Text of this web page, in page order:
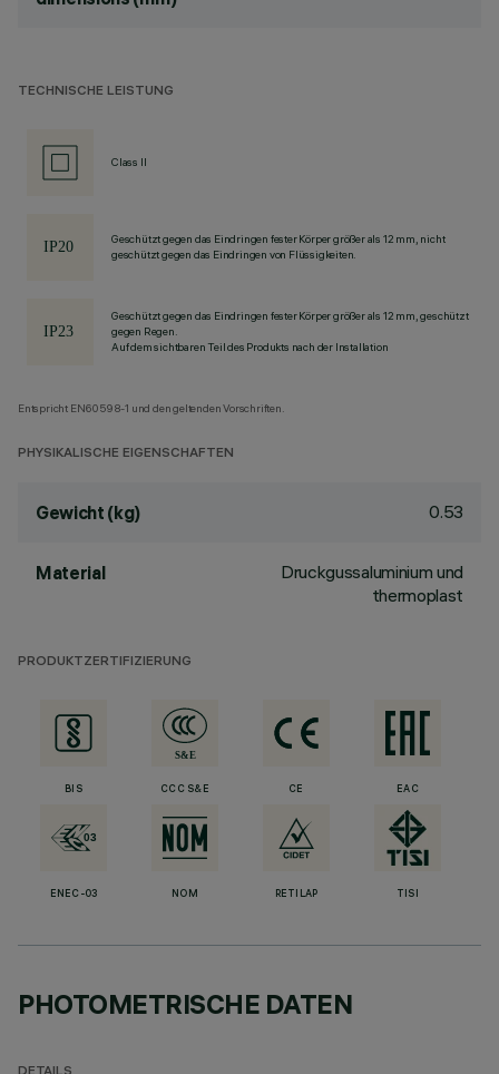
TECHNISCHE LEISTUNG
Class II
Geschützt gegen das Eindringen fester Körper größer als 12 mm, nicht
geschützt gegen das Eindringen von Flüssigkeiten.
Geschützt gegen das Eindringen fester Körper größer als 12 mm, geschützt
gegen Regen.
Auf dem sichtbaren Teil des Produkts nach der Installation
Entspricht EN60598-1 und den geltenden Vorschriften.
PHYSIKALISCHE EIGENSCHAFTEN
Gewicht (kg) 0.53
Material
Druckgussaluminium und
thermoplast
PRODUKTZERTIFIZIERUNG
BIS CCC S&E CE EAC
ENEC-03 NOM RETILAP TISI
PHOTOMETRISCHE DATEN